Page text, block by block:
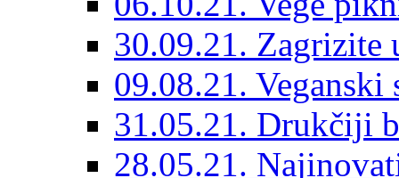
30.09.21. Zagrizite
09.08.21. Veganski
31.05.21. Drukčiji
28.05.21.